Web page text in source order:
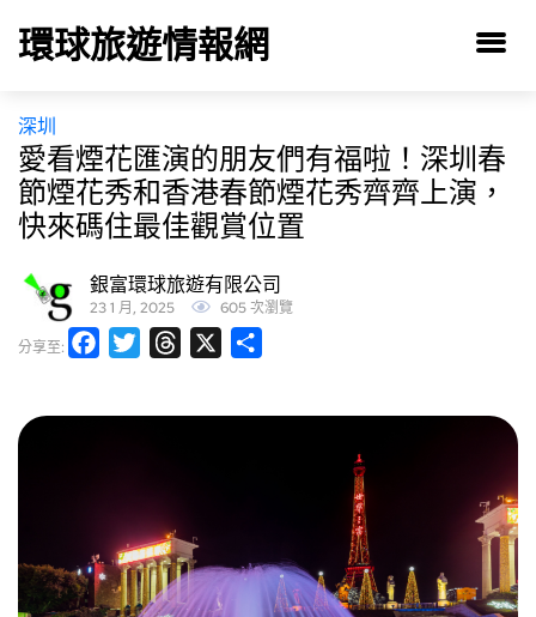
環球旅遊情報網
深圳
愛看煙花匯演的朋友們有福啦！深圳春
節煙花秀和香港春節煙花秀齊齊上演，
快來碼住最佳觀賞位置
銀富環球旅遊有限公司
23 1 月, 2025 605 次瀏覽
分享至: FacebookTwitterThreads